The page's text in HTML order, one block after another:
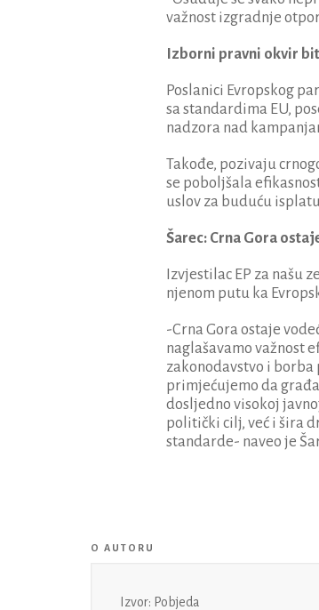
važnost izgradnje
Izborni pravni okvir
Poslanici Evropskog
sa standardima EU,
nadzora nad
Takođe, pozivaju
se poboljšala
uslov za buduću
Šarec: Crna Gora
Izvjestilac EP za našu
njenom putu ka
-Crna Gora ostaje
naglašavamo važnost
zakonodavstvo i
primjećujemo da
dosljedno visokoj
politički cilj, već i šira
standarde- naveo je
O AUTORU
Izvor: Pobjeda